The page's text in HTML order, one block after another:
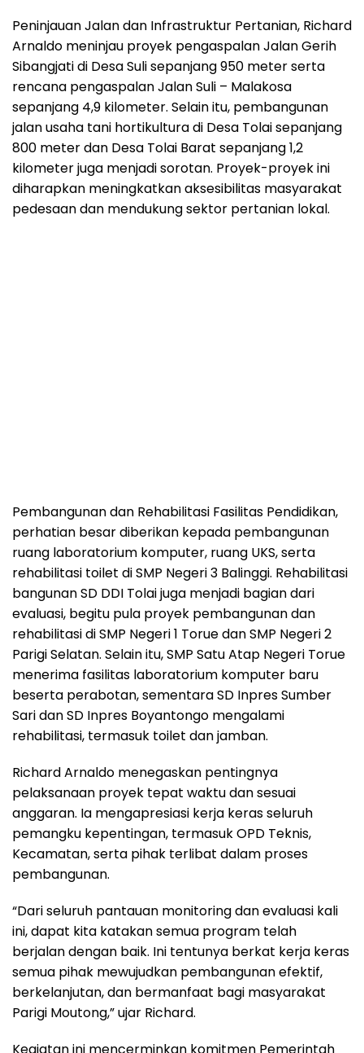
Peninjauan Jalan dan Infrastruktur Pertanian, Richard
Arnaldo meninjau proyek pengaspalan Jalan Gerih
Sibangjati di Desa Suli sepanjang 950 meter serta
rencana pengaspalan Jalan Suli – Malakosa
sepanjang 4,9 kilometer. Selain itu, pembangunan
jalan usaha tani hortikultura di Desa Tolai sepanjang
800 meter dan Desa Tolai Barat sepanjang 1,2
kilometer juga menjadi sorotan. Proyek-proyek ini
diharapkan meningkatkan aksesibilitas masyarakat
pedesaan dan mendukung sektor pertanian lokal.
Pembangunan dan Rehabilitasi Fasilitas Pendidikan,
perhatian besar diberikan kepada pembangunan
ruang laboratorium komputer, ruang UKS, serta
rehabilitasi toilet di SMP Negeri 3 Balinggi. Rehabilitasi
bangunan SD DDI Tolai juga menjadi bagian dari
evaluasi, begitu pula proyek pembangunan dan
rehabilitasi di SMP Negeri 1 Torue dan SMP Negeri 2
Parigi Selatan. Selain itu, SMP Satu Atap Negeri Torue
menerima fasilitas laboratorium komputer baru
beserta perabotan, sementara SD Inpres Sumber
Sari dan SD Inpres Boyantongo mengalami
rehabilitasi, termasuk toilet dan jamban.
Richard Arnaldo menegaskan pentingnya
pelaksanaan proyek tepat waktu dan sesuai
anggaran. Ia mengapresiasi kerja keras seluruh
pemangku kepentingan, termasuk OPD Teknis,
Kecamatan, serta pihak terlibat dalam proses
pembangunan.
“Dari seluruh pantauan monitoring dan evaluasi kali
ini, dapat kita katakan semua program telah
berjalan dengan baik. Ini tentunya berkat kerja keras
semua pihak mewujudkan pembangunan efektif,
berkelanjutan, dan bermanfaat bagi masyarakat
Parigi Moutong,” ujar Richard.